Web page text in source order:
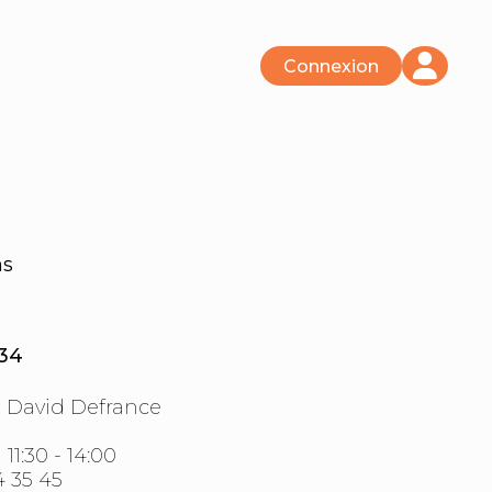
David Defrance
11:30 - 14:00
35 45